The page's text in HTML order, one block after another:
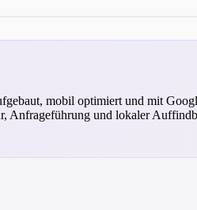
mobil optimiert und mit
Anfrageführung und lokaler